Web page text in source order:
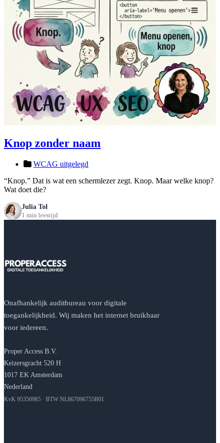
Knop zonder naam
WCAG uitgelegd
“Knop.” Dat is wat een schermlezer zegt. Knop. Maar welke knop?
Wat doet die?
Julia Tol
1 min leestijd
Onafhankelijk auditbureau voor digitale
toegankelijkheid. Wij maken het internet bruikbaar
voor iedereen.
Proper Access B.V.
Keizersgracht 520 H
1017 EK Amsterdam
Nederland
KvK 95350985 · BTW NL867096755B01